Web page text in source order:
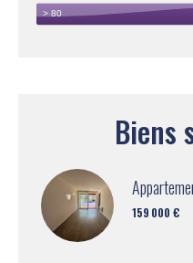
Biens
159 000 €